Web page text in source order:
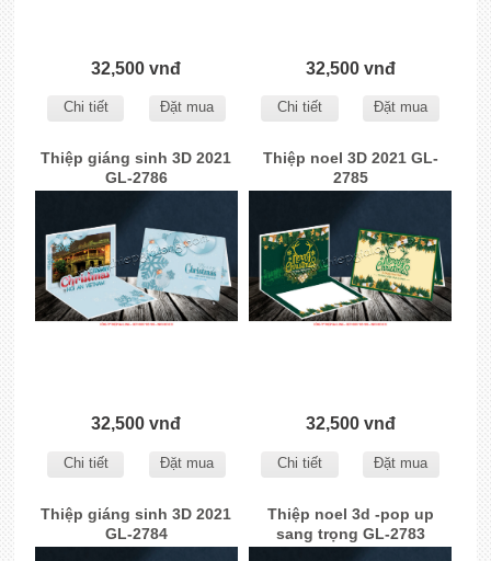
32,500 vnđ
Chi tiết Đặt mua
32,500 vnđ
Chi tiết Đặt mua
Thiệp giáng sinh 3D 2021
GL-2786
32,500 vnđ
Chi tiết Đặt mua
Thiệp noel 3D 2021 GL-
2785
32,500 vnđ
Chi tiết Đặt mua
Thiệp giáng sinh 3D 2021
GL-2784
Thiệp noel 3d -pop up
sang trọng GL-2783